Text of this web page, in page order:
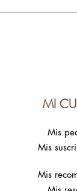
MI
Mis
Mis
Mis